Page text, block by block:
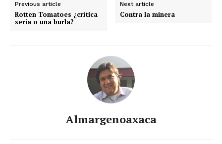
Previous article
Rotten Tomatoes ¿crítica
seria o una burla?
Next article
Contra la minera
Almargenoaxaca